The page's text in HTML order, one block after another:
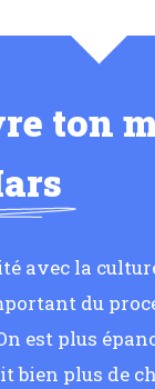
ton
avec la
du
est plus
bien plus de